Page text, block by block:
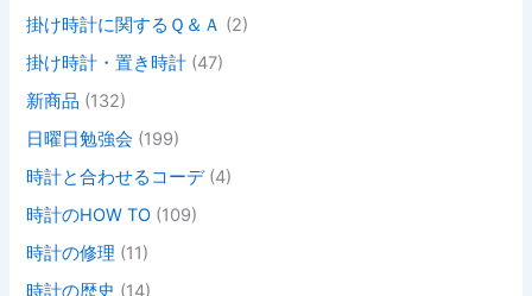
掛け時計に関するＱ＆Ａ (2)
掛け時計・置き時計 (47)
新商品 (132)
日曜日勉強会 (199)
時計と合わせるコーデ(4)
時計のHOW TO (109)
時計の修理 (11)
時計の歴史 (14)